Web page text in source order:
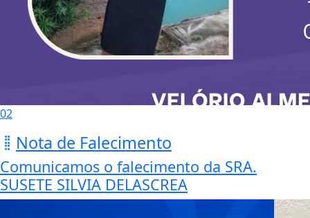
02
Nota de Falecimento
Comunicamos o falecimento da SRA.
SUSETE SILVIA DELASCREA